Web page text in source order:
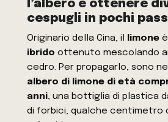
l’albero e ottenere
cespugli in pochi
Originario della Cina, il limone
ibrido ottenuto mescolando
cedro. Per propagarlo, sono
albero di limone di età
anni, una bottiglia di plastica
di forbici, qualche centimetro